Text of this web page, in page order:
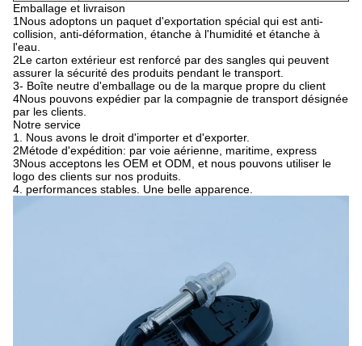
Emballage et livraison
1Nous adoptons un paquet d'exportation spécial qui est anti-
collision, anti-déformation, étanche à l'humidité et étanche à
l'eau.
2Le carton extérieur est renforcé par des sangles qui peuvent
assurer la sécurité des produits pendant le transport.
3- Boîte neutre d'emballage ou de la marque propre du client
4Nous pouvons expédier par la compagnie de transport désignée
par les clients.
Notre service
1.
Nous avons le droit d'importer et d'exporter.
2Métode d'expédition: par voie aérienne, maritime, express
3Nous acceptons les OEM et ODM, et nous pouvons utiliser le
logo des clients sur nos produits.
4. performances stables. Une belle apparence.